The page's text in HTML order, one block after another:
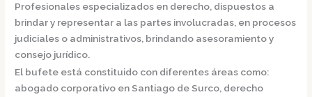
Profesionales especializados en derecho, dispuestos a
brindar y representar a las partes involucradas, en procesos
judiciales o administrativos, brindando asesoramiento y
consejo jurídico.
El bufete está constituido con diferentes áreas como:
abogado corporativo en Santiago de Surco, derecho